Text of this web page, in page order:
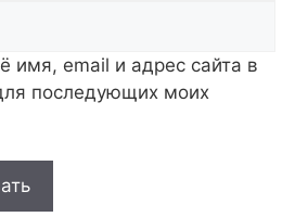
имя, email и адрес сайта в
последующих моих